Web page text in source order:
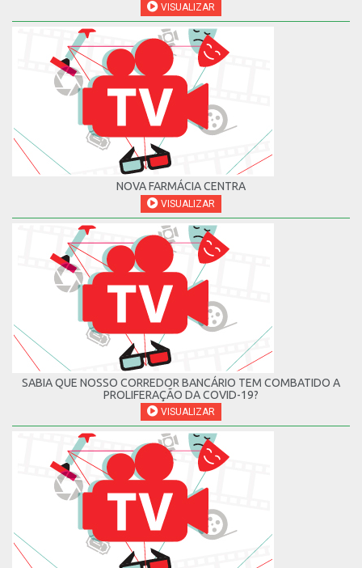
VISUALIZAR
NOVA FARMÁCIA CENTRA
VISUALIZAR
SABIA QUE NOSSO CORREDOR BANCÁRIO TEM COMBATIDO A
PROLIFERAÇÃO DA COVID-19?
VISUALIZAR